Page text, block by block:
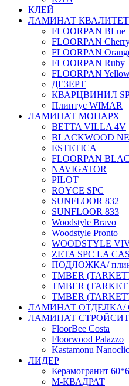
КЛЕЙ
ЛАМИНАТ КВАЛИТЕТ
FLOORPAN BLue
FLOORPAN
FLOORPAN
FLOORPAN Ruby
FLOORPAN
ДЕЗЕРТ
КВАРЦВИНИЛ
Плинтус WIMAR
ЛАМИНАТ МОНАРХ
BETTA VILLA 4V
BLACKWOOD
ESTETICA
FLOORPAN
NAVIGATOR
PILOT
ROYCE SPC
SUNFLOOR 832
SUNFLOOR 833
Woodstyle Bravo
Woodstyle Pronto
WOODSTYLE
ZETA SPC LA
ПОДЛОЖКА/
ТMBER
ТMBER
ТMBER
ЛАМИНАТ ОТДЕЛКА/
ЛАМИНАТ
FloorBee Costa
Floorwood Palazzo
Kastamonu
ЛИДЕР
Керамогранит
М-КВАДРАТ